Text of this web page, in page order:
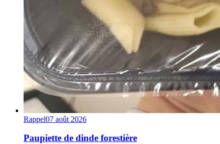
Rappel07 août 2026
Paupiette de dinde forestière